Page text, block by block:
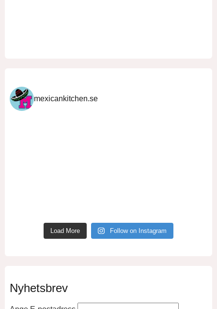
mexicankitchen.se
Load More Follow on Instagram
Nyhetsbrev